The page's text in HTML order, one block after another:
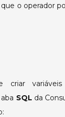
o operador
criar
SQL da